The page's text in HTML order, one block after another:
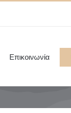
Επικοινωνία